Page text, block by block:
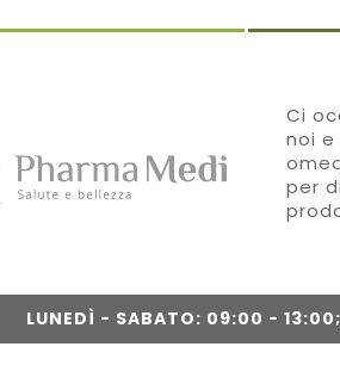
Ci
noi
per
LUNEDÌ - SABATO: 09:00 -